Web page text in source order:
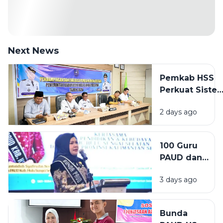
Next News
Pemkab HSS
Perkuat
Wabup Buka
Talenta untuk
Tingkatkan
2 days ago
100 Guru
PAUD dan
Ikuti
Pelatihan
Learning,
3 days ago
Bunda